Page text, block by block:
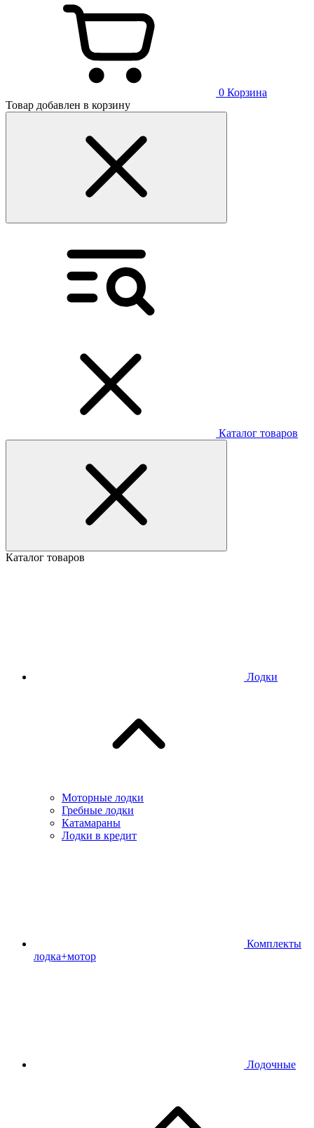
0 Корзина
Товар добавлен в корзину
Каталог товаров
Каталог товаров
Лодки
Моторные лодки
Гребные лодки
Катамараны
Лодки в кредит
Комплекты
лодка+мотор
Лодочные